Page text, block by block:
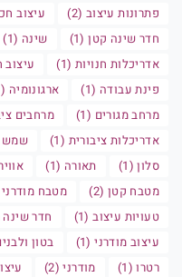
פתרונות עיצוב (2)
עיצוב
חדר שינה קטן (1)
שינה (1)
אדריכלות חנויות (1)
עיצוב
פינת עבודה (1)
ארגונומיה (1)
מרחב מגורים (1)
מרחבים
אדריכלות ציבורית (1)
שמש
סלון (1)
תאורה (1)
מטבח קטן (2)
מטבח מודרני
טעויות עיצוב (1)
חדר שינה
עיצוב מודרני (1)
בטון
רטרו (1)
מודרני (2)